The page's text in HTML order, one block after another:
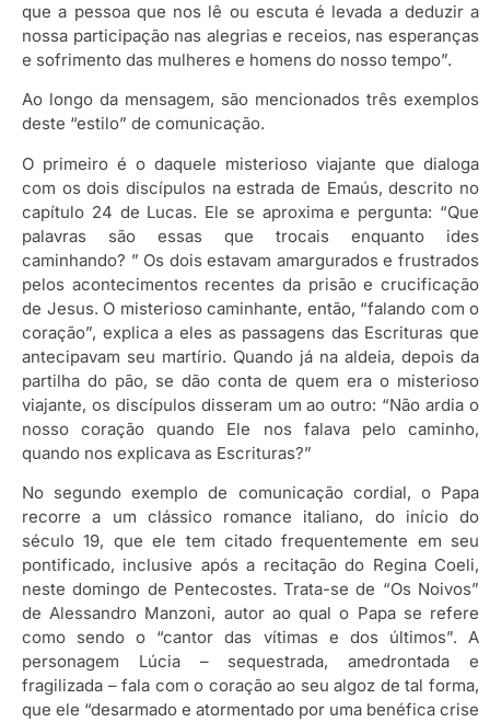
que a pessoa que nos lê ou escuta é levada a deduzir a
nossa participação nas alegrias e receios, nas esperanças
e sofrimento das mulheres e homens do nosso tempo”.
Ao longo da mensagem, são mencionados três exemplos
deste “estilo” de comunicação.
O primeiro é o daquele misterioso viajante que dialoga
com os dois discípulos na estrada de Emaús, descrito no
capítulo 24 de Lucas. Ele se aproxima e pergunta: “Que
palavras são essas que trocais enquanto ides
caminhando? ” Os dois estavam amargurados e frustrados
pelos acontecimentos recentes da prisão e crucificação
de Jesus. O misterioso caminhante, então, “falando com o
coração”, explica a eles as passagens das Escrituras que
antecipavam seu martírio. Quando já na aldeia, depois da
partilha do pão, se dão conta de quem era o misterioso
viajante, os discípulos disseram um ao outro: “Não ardia o
nosso coração quando Ele nos falava pelo caminho,
quando nos explicava as Escrituras?”
No segundo exemplo de comunicação cordial, o Papa
recorre a um clássico romance italiano, do início do
século 19, que ele tem citado frequentemente em seu
pontificado, inclusive após a recitação do Regina Coeli,
neste domingo de Pentecostes. Trata-se de “Os Noivos”
de Alessandro Manzoni, autor ao qual o Papa se refere
como sendo o “cantor das vítimas e dos últimos”. A
personagem Lúcia – sequestrada, amedrontada e
fragilizada – fala com o coração ao seu algoz de tal forma,
que ele “desarmado e atormentado por uma benéfica crise